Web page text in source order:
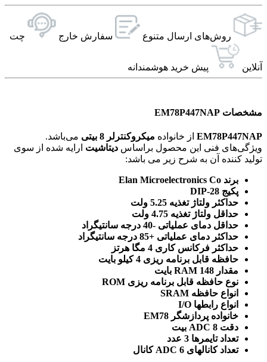
روش‌های ارسال‌ متنوع سفارش خارج چت
آنلاین پیش خرید هوشمندانه
مشخصات EM78P447NAP
EM78P447NAP از خانواده میکروکنترلر 8 بیتی
می‌باشد.
ویژگی‌های فنی این محصول براساس دیتاشیت ارایه شده از سوی
تولید کننده آن به شرح زیر می باشد:
برند Elan Microelectronics Co
پکیج DIP-28
حداکثر ولتاژ تغذیه 5.25 ولت
حداقل ولتاژ تغذیه 4.75 ولت
حداقل دمای عملیاتی -40 درجه سانتیگراد
حداکثر دمای عملیاتی +85 درجه سانتیگراد
حداکثر فرکانس کاری 4 مگا هرتز
حافظه قابل برنامه ریزی 4 کیلو بایت
مقدار RAM 148 بایت
نوع حافظه قابل برنامه ریزی ROM
انواع حافظه SRAM
انواع رابطها I/O
خانواده پردازشگر EM78
دقت ADC 8 بیت
تعداد تایمرها 3 عدد
تعداد کانالهای ADC 6 کانال